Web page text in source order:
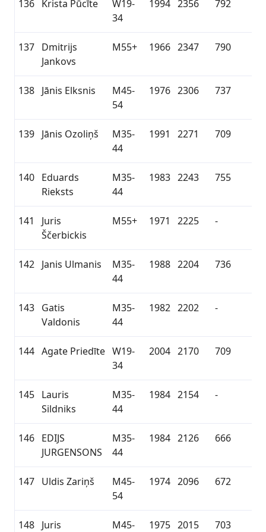
136 Krista Pūcīte
W19-
34
1994 2356 792
137 Dmitrijs
Jankovs
M55+ 1966 2347 790
138 Jānis Elksnis
M45-
54
1976 2306 737
139 Jānis Ozoliņš
M35-
44
1991 2271 709
140 Eduards
Rieksts
M35-
44
1983 2243 755
141
Juris
Ščerbickis
M55+ 1971 2225 -
142 Janis Ulmanis
M35-
44
1988 2204 736
143 Gatis
Valdonis
M35-
44
1982 2202 -
144 Agate Priedīte W19-
34
2004 2170 709
145 Lauris
Sildniks
M35-
44
1984 2154 -
146 EDIJS
JURGENSONS
M35-
44
1984 2126 666
147 Uldis Zariņš
M45-
54
1974 2096 672
148 Juris
M45-
1975 2015 703